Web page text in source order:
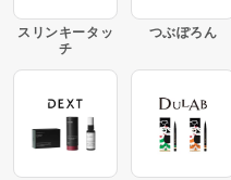
スリンキータッ
チ
つぶぽろん